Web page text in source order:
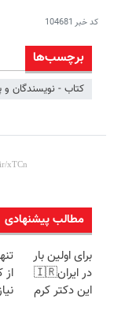
کد خبر 104681
برچسب‌ها
کتاب - نویسندگان و
مطالب پیشنهادی
برای اولین بار
در ایران🇮🇷
این دکتر کرم